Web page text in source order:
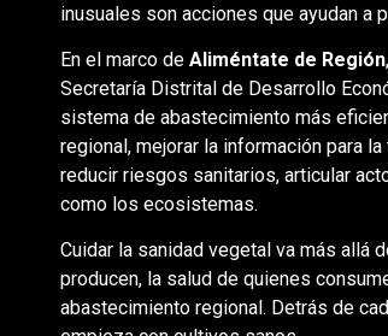
inusuales son acciones que ayudan a
En el marco de Aliméntate de Región
Secretaría Distrital de Desarrollo
sistema de abastecimiento más
regional, mejorar la información para
reducir riesgos sanitarios, articular
como los ecosistemas.
Cuidar la sanidad vegetal va más allá
producen, la salud de quienes
abastecimiento regional. Detrás de